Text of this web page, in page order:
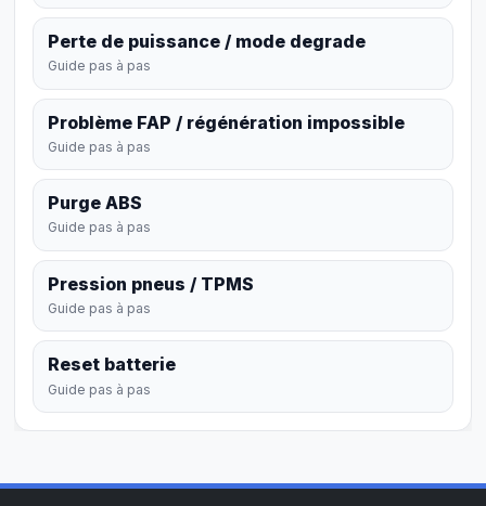
Perte de puissance / mode degrade
Guide pas à pas
Problème FAP / régénération impossible
Guide pas à pas
Purge ABS
Guide pas à pas
Pression pneus / TPMS
Guide pas à pas
Reset batterie
Guide pas à pas